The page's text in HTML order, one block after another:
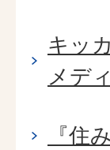
キッ
メデ
『住